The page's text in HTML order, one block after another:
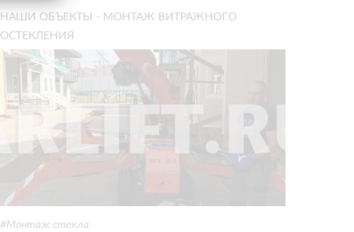
НАШИ ОБЪЕКТЫ - МОНТАЖ ВИТРАЖНОГО
ОСТЕКЛЕНИЯ
Монтаж стекла